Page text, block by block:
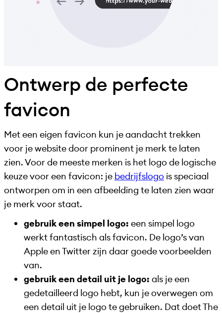
Ontwerp de perfecte
favicon
Met een eigen favicon kun je aandacht trekken
voor je website door prominent je merk te laten
zien. Voor de meeste merken is het logo de logische
keuze voor een favicon: je bedrijfslogo is speciaal
ontworpen om in een afbeelding te laten zien waar
je merk voor staat.
gebruik een simpel logo: een simpel logo
werkt fantastisch als favicon. De logo’s van
Apple en Twitter zijn daar goede voorbeelden
van.
gebruik een detail uit je logo: als je een
gedetailleerd logo hebt, kun je overwegen om
een detail uit je logo te gebruiken. Dat doet The